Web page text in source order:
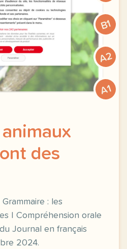
B1
A2
A1
des
: les
| Compréhension orale
Journal en français
2024.